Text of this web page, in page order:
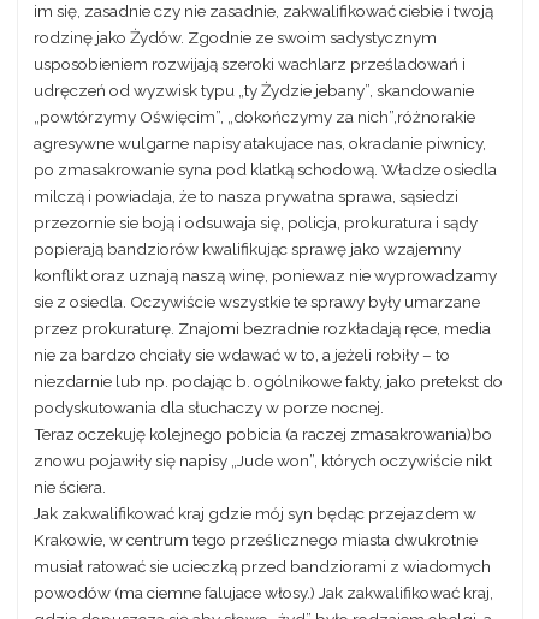
im się, zasadnie czy nie zasadnie, zakwalifikować ciebie i twoją
rodzinę jako Żydów. Zgodnie ze swoim sadystycznym
usposobieniem rozwijają szeroki wachlarz prześladowań i
udręczeń od wyzwisk typu „ty Żydzie jebany”, skandowanie
„powtórzymy Oświęcim”, „dokończymy za nich”,różnorakie
agresywne wulgarne napisy atakujace nas, okradanie piwnicy,
po zmasakrowanie syna pod klatką schodową. Władze osiedla
milczą i powiadaja, że to nasza prywatna sprawa, sąsiedzi
przezornie sie boją i odsuwaja się, policja, prokuratura i sądy
popierają bandziorów kwalifikując sprawę jako wzajemny
konflikt oraz uznają naszą winę, poniewaz nie wyprowadzamy
sie z osiedla. Oczywiście wszystkie te sprawy były umarzane
przez prokuraturę. Znajomi bezradnie rozkładają ręce, media
nie za bardzo chciały sie wdawać w to, a jeżeli robiły – to
niezdarnie lub np. podając b. ogólnikowe fakty, jako pretekst do
podyskutowania dla słuchaczy w porze nocnej.
Teraz oczekuję kolejnego pobicia (a raczej zmasakrowania)bo
znowu pojawiły się napisy „Jude won”, których oczywiście nikt
nie ściera.
Jak zakwalifikować kraj gdzie mój syn będąc przejazdem w
Krakowie, w centrum tego prześlicznego miasta dwukrotnie
musiał ratować sie ucieczką przed bandziorami z wiadomych
powodów (ma ciemne falujace włosy.) Jak zakwalifikować kraj,